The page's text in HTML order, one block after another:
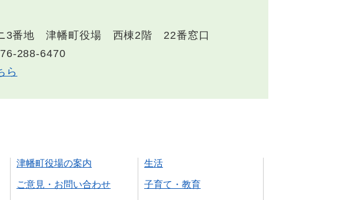
3番地 津幡町役場 西棟2階 22番窓口
288-6470
ら
津幡町役場の案内
ご意見・お問い合わせ
生活
子育て・教育